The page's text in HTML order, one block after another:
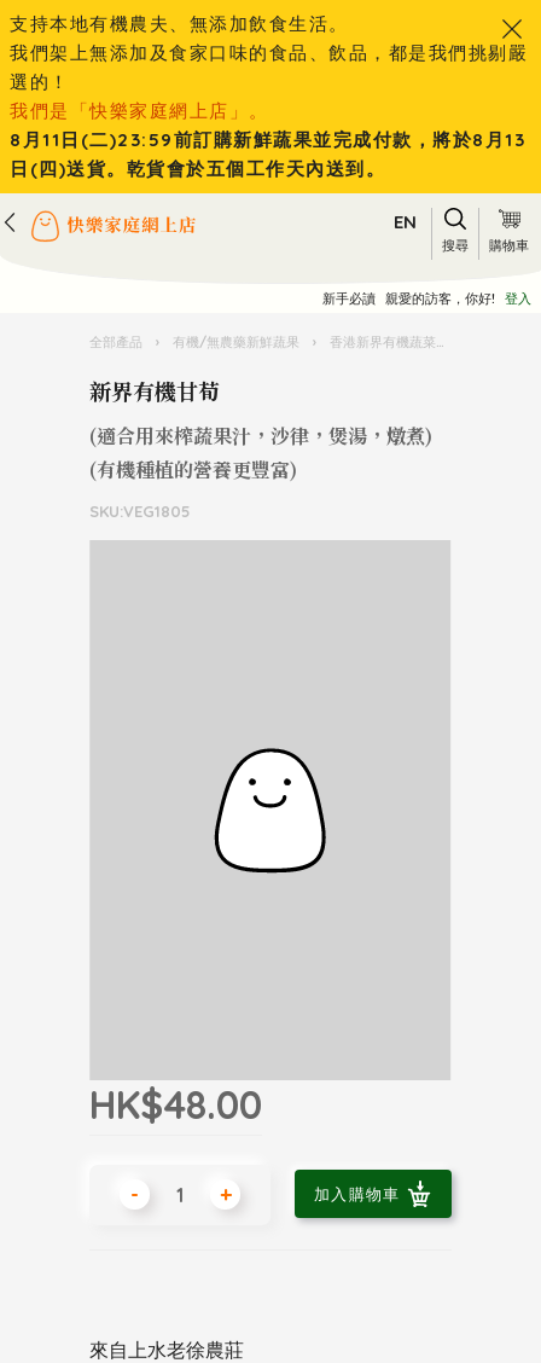
支持本地有機農夫、無添加飲食生活。
我們架上無添加及食家口味的食品、飲品，都是我們挑剔嚴
選的！
我們是「快樂家庭網上店」。
8月11日(二)23:59前訂購新鮮蔬果並完成付款，將於8月13
日(四)送貨。乾貨會於五個工作天內送到。
EN
搜尋 購物車
新手必讀 親愛的訪客，你好! 登入
全部產品 › 有機/無農藥新鮮蔬果 › 香港新界有機蔬菜水果
新界有機甘荀
(適合用來榨蔬果汁，沙律，煲湯，燉煮)
(有機種植的營養更豐富)
SKU:VEG1805
HK$48.00
- + 加入購物車
來自上水老徐農莊